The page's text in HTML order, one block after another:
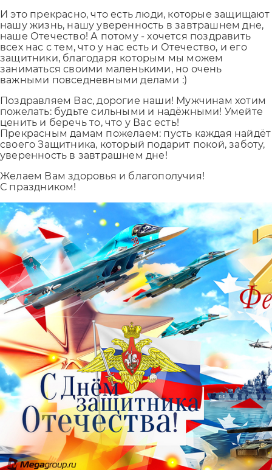
И это прекрасно, что есть люди, которые защищают
нашу жизнь, нашу уверенность в завтрашнем дне,
наше Отечество! А потому - хочется поздравить
всех нас с тем, что у нас есть и Отечество, и его
защитники, благодаря которым мы можем
заниматься своими маленькими, но очень
важными повседневными делами :)
Поздравляем Вас, дорогие наши! Мужчинам хотим
пожелать: будьте сильными и надёжными! Умейте
ценить и беречь то, что у Вас есть!
Прекрасным дамам пожелаем: пусть каждая найдёт
своего Защитника, который подарит покой, заботу,
уверенность в завтрашнем дне!
Желаем Вам здоровья и благополучия!
С праздником!